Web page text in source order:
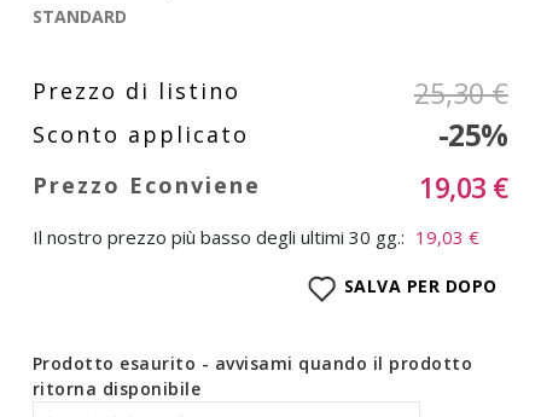
STANDARD
25,30 €
-25%
19,03 €
Il nostro prezzo più basso degli ultimi 30 gg.: 19,03 €
SALVA PER DOPO
Prodotto esaurito - avvisami quando il prodotto
ritorna disponibile